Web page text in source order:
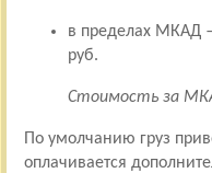
в пределах МКАД
руб.
Стоимость за
По умолчанию груз
оплачивается